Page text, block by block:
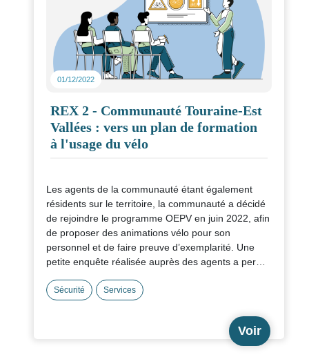
01/12/2022
REX 2 - Communauté Touraine-Est
Vallées : vers un plan de formation
à l'usage du vélo
Les agents de la communauté étant également
résidents sur le territoire, la communauté a décidé
de rejoindre le programme OEPV en juin 2022, afin
de proposer des animations vélo pour son
personnel et de faire preuve d’exemplarité. Une
petite enquête réalisée auprès des agents a permis
vélo au quotidien.
Sécurité Services
Voir